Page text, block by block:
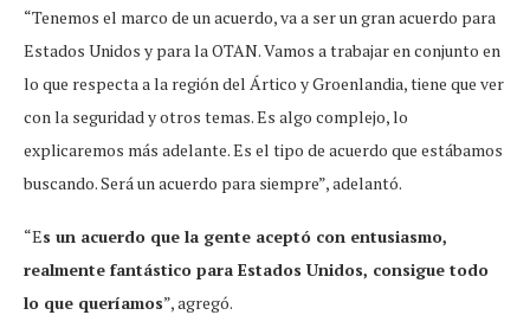
“Tenemos el marco de un acuerdo, va a ser un gran acuerdo para
Estados Unidos y para la OTAN. Vamos a trabajar en conjunto en
lo que respecta a la región del Ártico y Groenlandia, tiene que ver
con la seguridad y otros temas. Es algo complejo, lo
explicaremos más adelante. Es el tipo de acuerdo que estábamos
buscando. Será un acuerdo para siempre”, adelantó.
“Es un acuerdo que la gente aceptó con entusiasmo,
realmente fantástico para Estados Unidos, consigue todo
lo que queríamos”, agregó.